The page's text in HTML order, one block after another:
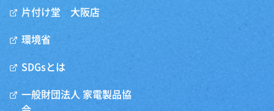
片付け堂 大阪店
環境省
SDGsとは
一般財団法人 家電製品協